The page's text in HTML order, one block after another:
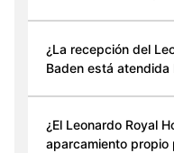
¿La recepción del
Baden está atendida
¿El Leonardo Royal
aparcamiento propio